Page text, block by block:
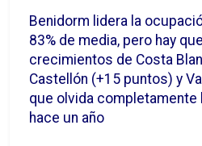
Benidorm lidera la
83% de media, pero hay
crecimientos de Costa
Castellón (+15 puntos) y
que olvida completamente
hace un año